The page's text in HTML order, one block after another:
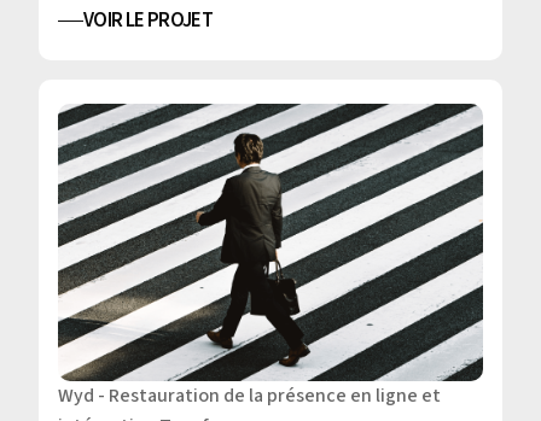
VOIR LE PROJET
Wyd - Restauration de la présence en ligne et